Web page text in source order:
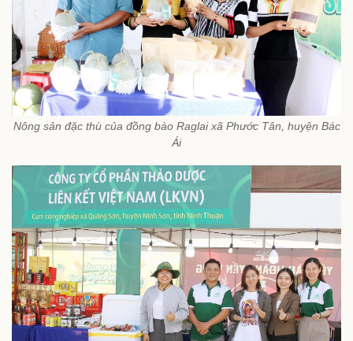
Nông sản đặc thù của đồng bào Raglai xã Phước Tân, huyện Bác
Ái